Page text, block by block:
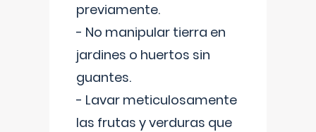
previamente.
- No manipular tierra en
jardines o huertos sin
guantes.
- Lavar meticulosamente
las frutas y verduras que